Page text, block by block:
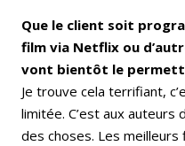
Que le client soit
film via Netflix ou
vont bientôt le
Je trouve cela terrifiant,
limitée. C’est aux
des choses. Les